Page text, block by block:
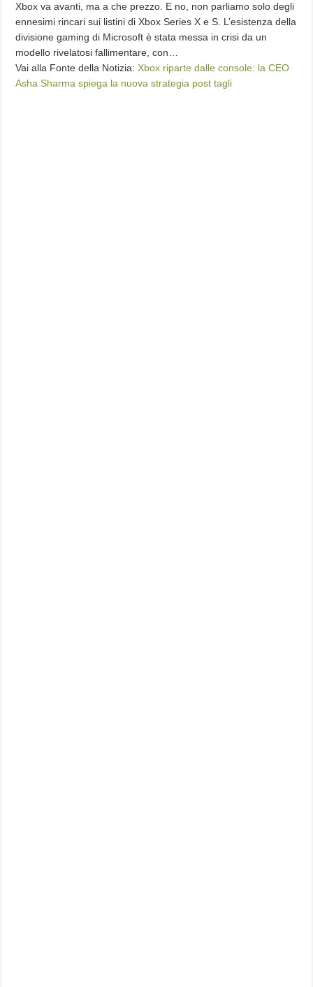
Xbox va avanti, ma a che prezzo. E no, non parliamo solo degli
ennesimi rincari sui listini di Xbox Series X e S. L’esistenza della
divisione gaming di Microsoft è stata messa in crisi da un
modello rivelatosi fallimentare, con…
Vai alla Fonte della Notizia:Xbox riparte dalle console: la CEO
Asha Sharma spiega la nuova strategia post tagli